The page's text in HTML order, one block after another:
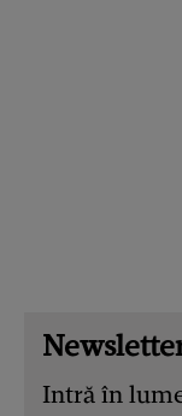
Intră în